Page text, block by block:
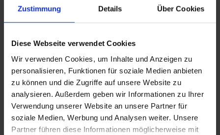
Zustimmung Details Über Cookies
Diese Webseite verwendet Cookies
Wir verwenden Cookies, um Inhalte und Anzeigen zu
personalisieren, Funktionen für soziale Medien anbieten
zu können und die Zugriffe auf unsere Website zu
analysieren. Außerdem geben wir Informationen zu Ihrer
Verwendung unserer Website an unsere Partner für
soziale Medien, Werbung und Analysen weiter. Unsere
Partner führen diese Informationen möglicherweise mit
nennen. MitSebastian Mattner
steht auch bei den
Weltmeisterschaften im Jazz Solo den Bronzerang.
Kandidaten für die Mannschaft des Jahres 2024:
Mit den Handballern desSC Magdeburg– Deutscher
Meister und DHB-Pokalsieger – steht der
Titelverteidiger wieder auf der Liste der Kandidaten.
Mit dem Team konkurriert ein weiterer deutscher
Meister aus dem Süden des Bundeslandes. Die